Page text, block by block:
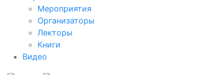
Мероприятия
Организаторы
Лекторы
Книги
Видео